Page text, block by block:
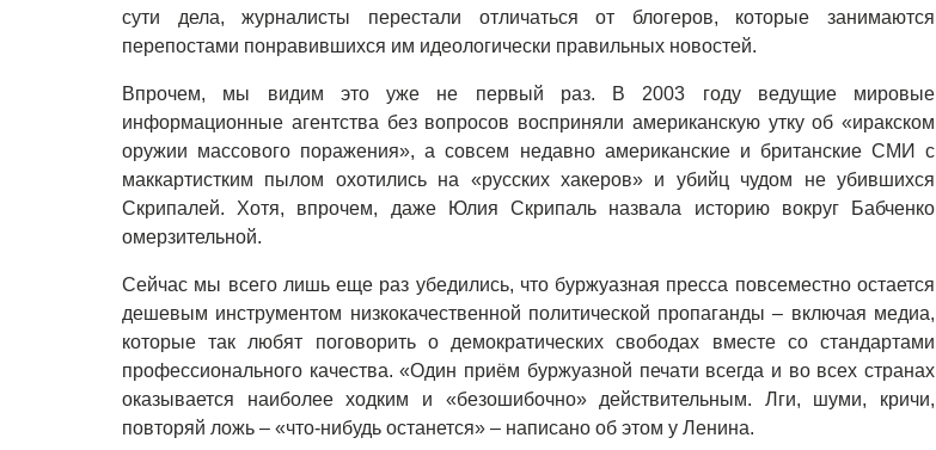
сути дела, журналисты перестали отличаться от блогеров, которые занимаются
перепостами понравившихся им идеологически правильных новостей.
Впрочем, мы видим это уже не первый раз. В 2003 году ведущие мировые
информационные агентства без вопросов восприняли американскую утку об «иракском
оружии массового поражения», а совсем недавно американские и британские СМИ с
маккартистким пылом охотились на «русских хакеров» и убийц чудом не убившихся
Скрипалей. Хотя, впрочем, даже Юлия Скрипаль назвала историю вокруг Бабченко
омерзительной.
Сейчас мы всего лишь еще раз убедились, что буржуазная пресса повсеместно остается
дешевым инструментом низкокачественной политической пропаганды – включая медиа,
которые так любят поговорить о демократических свободах вместе со стандартами
профессионального качества. «Один приём буржуазной печати всегда и во всех странах
оказывается наиболее ходким и «безошибочно» действительным. Лги, шуми, кричи,
повторяй ложь – «что-нибудь останется» – написано об этом у Ленина.